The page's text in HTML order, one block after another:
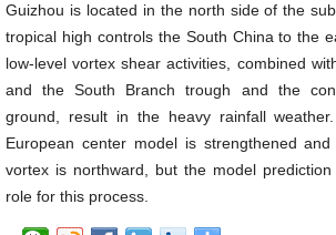
Guizhou is located in the north side of the
tropical high controls the South China to the
low-level vortex shear activities, combined
and the South Branch trough and the
ground, result in the heavy rainfall
European center model is strengthened
vortex is northward, but the model
role for this process.